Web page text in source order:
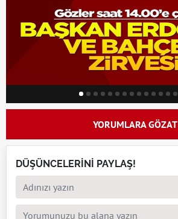
YORUMLARA GÖZAT
DÜŞÜNCELERİNİ PAYLAŞ!